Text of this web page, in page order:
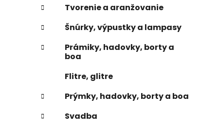
Tvorenie a aranžovanie
Šnúrky, výpustky a lampasy
Prámiky, hadovky, borty a
boa
Flitre, glitre
Prýmky, hadovky, borty a boa
Svadba